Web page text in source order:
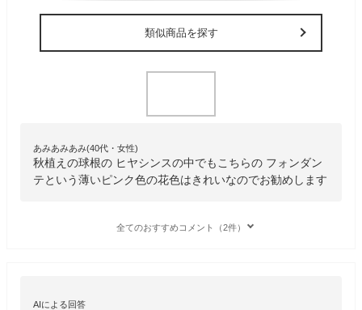
類似商品を探す
あみあみあみ(40代・女性)
秋植えの球根の ヒヤシンスの中でもこちらの フォンダン
テという薄いピンク色の花色はきれいなのでお勧めします
全てのおすすめコメント（2件）
AIによる回答